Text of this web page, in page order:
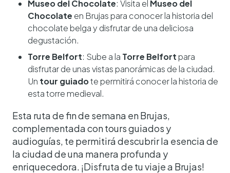
Museo del Chocolate: Visita el Museo del
Chocolate en Brujas para conocer la historia del
chocolate belga y disfrutar de una deliciosa
degustación.
Torre Belfort: Sube a la Torre Belfort para
disfrutar de unas vistas panorámicas de la ciudad.
Un tour guiadote permitirá conocer la historia de
esta torre medieval.
Esta ruta de fin de semana en Brujas,
complementada con tours guiados y
audioguías, te permitirá descubrir la esencia de
la ciudad de una manera profunda y
enriquecedora. ¡Disfruta de tu viaje a Brujas!